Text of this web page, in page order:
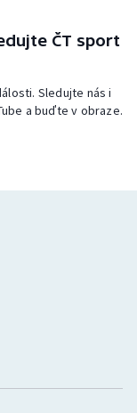
ČT sport
Sledujte nás i
a buďte v obraze.